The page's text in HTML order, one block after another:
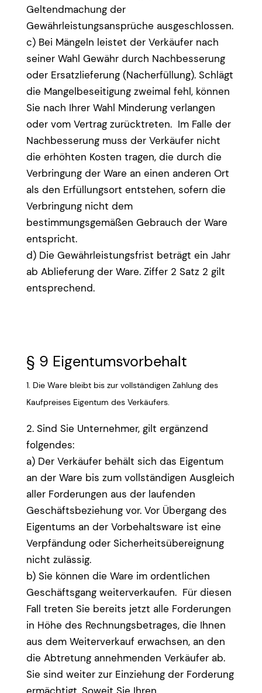
Geltendmachung der
Gewährleistungsansprüche ausgeschlossen.
c) Bei Mängeln leistet der Verkäufer nach
seiner Wahl Gewähr durch Nachbesserung
oder Ersatzlieferung (Nacherfüllung). Schlägt
die Mangelbeseitigung zweimal fehl, können
Sie nach Ihrer Wahl Minderung verlangen
oder vom Vertrag zurücktreten. Im Falle der
Nachbesserung muss der Verkäufer nicht
die erhöhten Kosten tragen, die durch die
Verbringung der Ware an einen anderen Ort
als den Erfüllungsort entstehen, sofern die
Verbringung nicht dem
bestimmungsgemäßen Gebrauch der Ware
entspricht.
d) Die Gewährleistungsfrist beträgt ein Jahr
ab Ablieferung der Ware. Ziffer 2 Satz 2 gilt
entsprechend.
§ 9 Eigentumsvorbehalt
1. Die Ware bleibt bis zur vollständigen Zahlung des
Kaufpreises Eigentum des Verkäufers.
2. Sind Sie Unternehmer, gilt ergänzend
folgendes:
a) Der Verkäufer behält sich das Eigentum
an der Ware bis zum vollständigen Ausgleich
aller Forderungen aus der laufenden
Geschäftsbeziehung vor. Vor Übergang des
Eigentums an der Vorbehaltsware ist eine
Verpfändung oder Sicherheitsübereignung
nicht zulässig.
b) Sie können die Ware im ordentlichen
Geschäftsgang weiterverkaufen. Für diesen
Fall treten Sie bereits jetzt alle Forderungen
in Höhe des Rechnungsbetrages, die Ihnen
aus dem Weiterverkauf erwachsen, an den
die Abtretung annehmenden Verkäufer ab.
Sie sind weiter zur Einziehung der Forderung